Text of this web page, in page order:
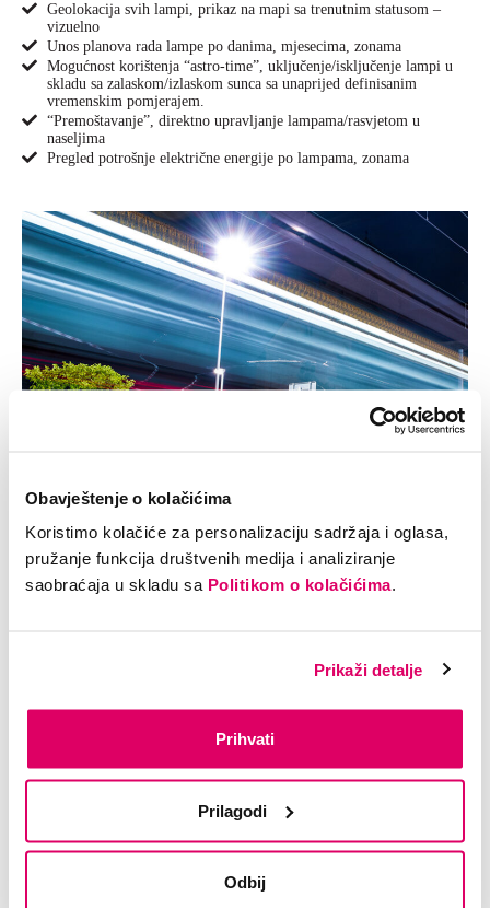
Obavještenje o kolačićima
Koristimo kolačiće za personalizaciju sadržaja i oglasa,
pružanje funkcija društvenih medija i analiziranje
saobraćaja u skladu sa Politikom o kolačićima.
Prikaži detalje
Prihvati
Prilagodi
Odbij
Geolokacija svih lampi, prikaz na mapi sa trenutnim statusom –
vizuelno
Unos planova rada lampe po danima, mjesecima, zonama
Mogućnost korištenja “astro-time”, uključenje/isključenje lampi u
skladu sa zalaskom/izlaskom sunca sa unaprijed definisanim
vremenskim pomjerajem.
“Premoštavanje”, direktno upravljanje lampama/rasvjetom u
naseljima
Pregled potrošnje električne energije po lampama, zonama